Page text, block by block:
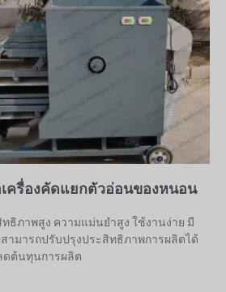
ครื่องคัดแยกตัวอ่อนของหนอน
ภาพสูง ความแม่นยำสูง ใช้งานง่าย มี
ามารถปรับปรุงประสิทธิภาพการผลิตได้
ดต้นทุนการผลิต